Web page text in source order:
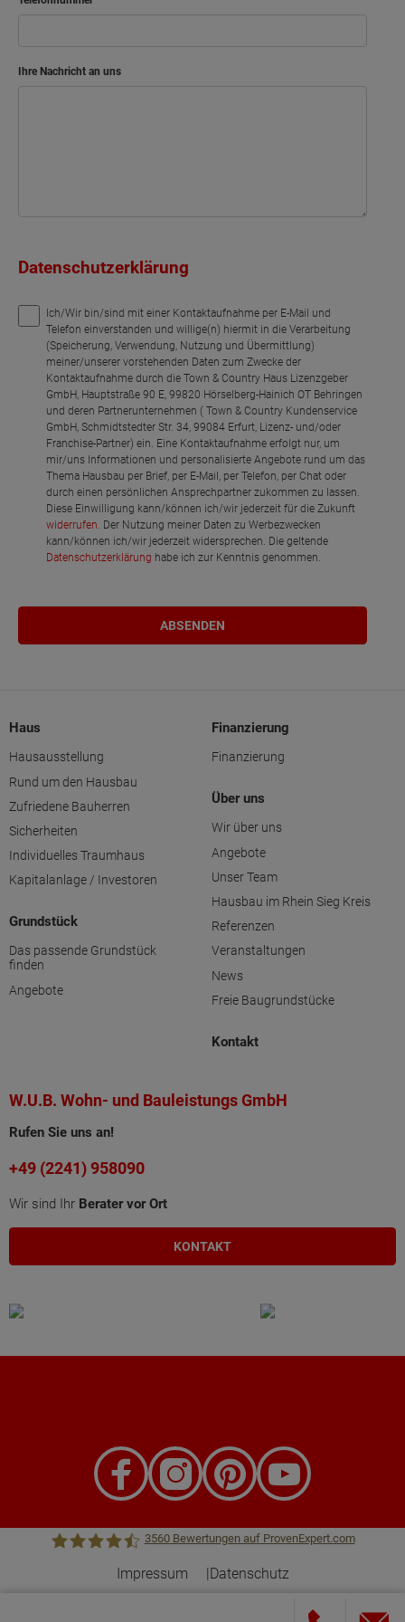
Ihre Nachricht an uns
Datenschutzerklärung
Ich/Wir bin/sind mit einer Kontaktaufnahme per E-Mail und
Telefon einverstanden und willige(n) hiermit in die Verarbeitung
(Speicherung, Verwendung, Nutzung und Übermittlung)
meiner/unserer vorstehenden Daten zum Zwecke der
Kontaktaufnahme durch die Town & Country Haus Lizenzgeber
GmbH, Hauptstraße 90 E, 99820 Hörselberg-Hainich OT Behringen
und deren Partnerunternehmen ( Town & Country Kundenservice
GmbH, Schmidtstedter Str. 34, 99084 Erfurt, Lizenz- und/oder
Franchise-Partner) ein. Eine Kontaktaufnahme erfolgt nur, um
mir/uns Informationen und personalisierte Angebote rund um das
Thema Hausbau per Brief, per E-Mail, per Telefon, per Chat oder
durch einen persönlichen Ansprechpartner zukommen zu lassen.
Diese Einwilligung kann/können ich/wir jederzeit für die Zukunft
widerrufen. Der Nutzung meiner Daten zu Werbezwecken
kann/können ich/wir jederzeit widersprechen. Die geltende
Datenschutzerklärung habe ich zur Kenntnis genommen.
Haus
Hausausstellung
Rund um den Hausbau
Zufriedene Bauherren
Sicherheiten
Individuelles Traumhaus
Kapitalanlage / Investoren
Grundstück
Das passende Grundstück
finden
Angebote
Finanzierung
Finanzierung
Über uns
Wir über uns
Angebote
Unser Team
Hausbau im Rhein Sieg Kreis
Referenzen
Veranstaltungen
News
Freie Baugrundstücke
Kontakt
W.U.B. Wohn- und Bauleistungs GmbH
Rufen Sie uns an!
+49 (2241) 958090
Wir sind Ihr Berater vor Ort
KONTAKT
3560Bewertungen auf ProvenExpert.com
Impressum Datenschutz